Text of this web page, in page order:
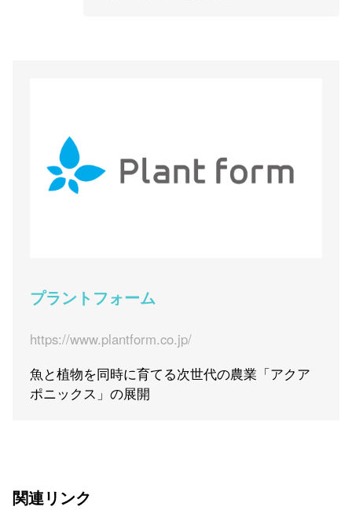
プラントフォーム
https://www.plantform.co.jp/
魚と植物を同時に育てる次世代の農業「アクア
ポニックス」の展開
関連リンク